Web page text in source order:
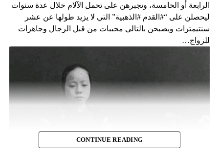
واذ رآها الحاكم ثانية في ايمانها، امر فأدخلوا في جسمها النحيف
سياخاً حديدية محمية فوقعت على الارض مغمياً عليها. فظنوا
ضحيتهم قد ماتت، فحملوها ورموها خارج المدينة. فجاء ملاك
الرب وضمد جراحها وشفاها وقادها الى دار الولاية.
فما وقع نظر الحاكم عليها حتى دهش وظن انه في منام، فأمر
بطرحها في السجن. وفي صباح الغد امر بقطع رأسها، فدخل اليها
الرابعة أو الخامسة، وتجبرهن على تحمل الآلام خلال عدة سنوات
ليحصلن على “#القدم #الذهبية” التي لا يزيد طولها عن عشر
سنتيمترات ويصبحن بالتالي محببات من قبل الرجال وجاهزات
للزواج…
CONTINUE READING